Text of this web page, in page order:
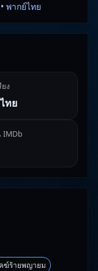
พากย์ไทย
ง
ทย
IMDb
ฆ์ร้ายพญายม